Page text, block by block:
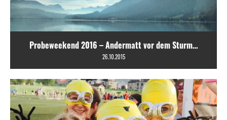
Probeweekend 2016 – Andermatt vor dem Sturm…
26.10.2015